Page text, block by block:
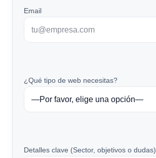
Email
¿Qué tipo de web necesitas?
Detalles clave (Sector, objetivos o dudas)